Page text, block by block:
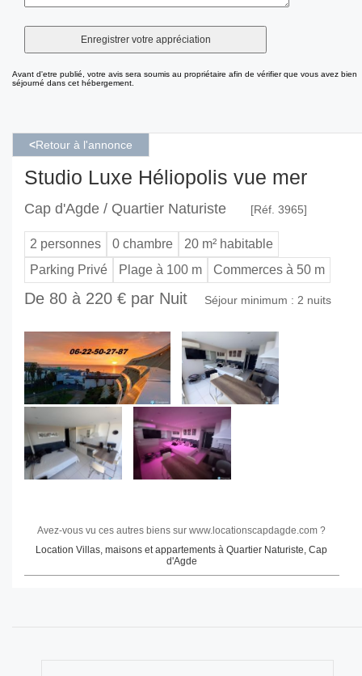
Avant d'etre publié, votre avis sera soumis au propriétaire afin de vérifier que vous avez bien
séjourné dans cet hébergement.
<Retour à l'annonce
Studio Luxe Héliopolis vue mer
Cap d'Agde / Quartier Naturiste [Réf. 3965]
2 personnes 0 chambre
20 m² habitable
Parking Privé
Plage à 100 m Commerces à 50 m
De 80 à 220 € par Nuit Séjour minimum : 2 nuits
Avez-vous vu ces autres biens sur www.locationscapdagde.com ?
Location Villas, maisons et appartements à Quartier Naturiste, Cap
d'Agde